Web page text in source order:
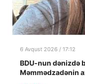
6 Avqust 2026 / 17:12
BDU-nun dənizdə
Məmmədzadənin